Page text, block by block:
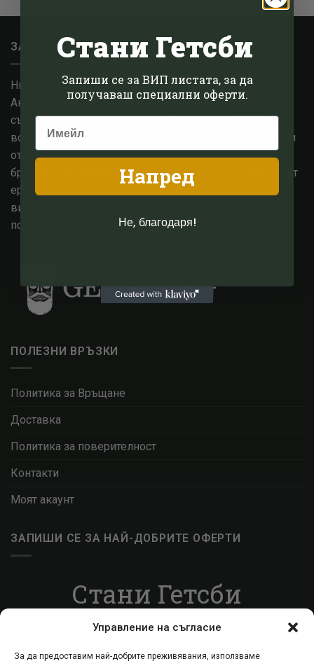
Управление на съгласие
За да предоставим най-добрите преживявания, използваме
ЗА НАС
Ние сме малък семеен бизнес, базиран в Котсуолдс,
Англия. След години опит в модната сфера,
съсредоточихме знанията си в епохата на 1920-те и
всичко, с което тя промени световната мода. Работим
от години с едни от най високо оценените английски
брандове за мъжко и дамско облекло, вдъхновени от
ерата на Гетсби. В основата на всичките ни усилия,
винаги е била една единствена цел, а именно да
потопим и Вас в блясъка на 20те.
ПОЛЕЗНИ ВРЪЗКИ
Политика за Връщане
Доставка
Политика за поверителност
Контакти
Моят акаунт
ЗАПИШИ СЕ ЗА НАЙ-ДОБРИТЕ ОФЕРТИ
Стани Гетсби
Запиши се за ВИП листата, за да получаваш
Стани Гетсби
Запиши се за ВИП листата, за да
получаваш специални оферти.
Напред
Не, благодаря!